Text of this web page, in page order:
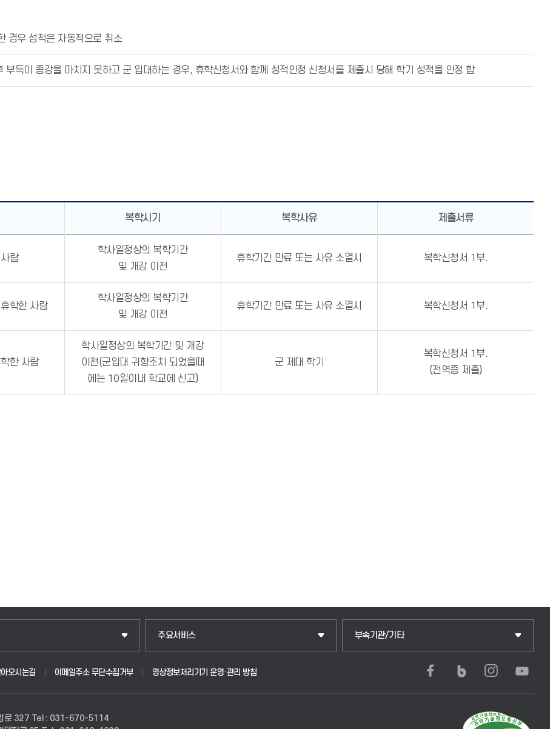
경우 성적은 자동적으로 취소
부득이 종강을 마치지 못하고 군 입대하는 경우, 휴학신청서와 함께 성적인정 신청서를 제출시 당해 학기 성적을 인정 함
복학시기 복학사유 제출서류
람
학사일정상의 복학기간
및 개강 이전
휴학기간 만료 또는 사유 소멸시 복학신청서 1부.
학한 사람
학사일정상의 복학기간
및 개강 이전
휴학기간 만료 또는 사유 소멸시 복학신청서 1부.
한 사람
학사일정상의 복학기간 및 개강
이전(군입대 귀향조치 되었을때
에는 10일이내 학교에 신고)
군 제대 학기
복학신청서 1부.
(전역증 제출)
주요서비스 부속기관/기타
오시는길 이메일주소 무단수집거부 영상정보처리기기 운영·관리 방침
로 327 Tel : 031-670-5114